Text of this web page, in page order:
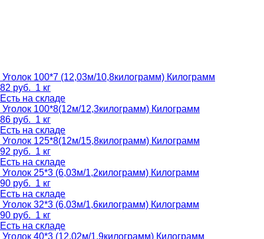
Уголок 100*7 (12,03м/10,8килограмм) Килограмм
82 руб. 1 кг
Есть на складе
Уголок 100*8(12м/12,3килограмм) Килограмм
86 руб. 1 кг
Есть на складе
Уголок 125*8(12м/15,8килограмм) Килограмм
92 руб. 1 кг
Есть на складе
Уголок 25*3 (6,03м/1,2килограмм) Килограмм
90 руб. 1 кг
Есть на складе
Уголок 32*3 (6,03м/1,6килограмм) Килограмм
90 руб. 1 кг
Есть на складе
Уголок 40*3 (12,02м/1,9килограмм) Килограмм